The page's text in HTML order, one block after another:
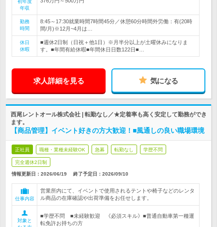
初年度
年収
勤務
時間
8:45～17:30就業時間7時間45分／休憩60分時間外労働：有(20時
間/月)※12月~4月は…
休日
休暇
■週休2日制（日祝＋他1日）※月半分以上が土曜休みになりま
す。■年間有給休暇■年間休日日数122日■…
求人詳細を見る 気になる
西尾レントオール株式会社 | 転勤なし／★定着率も高く安定して勤務ができ
ます。
【商品管理】イベント好きの方大歓迎！■風通しの良い職場環境
正社員 職種・業種未経験OK 急募 転勤なし 学歴不問
完全週休2日制
情報更新日：2026/06/19 終了予定日： 2026/09/10
仕事内容
営業所内にて、イベントで使用されるテントや椅子などのレンタ
ル商品の在庫確認や出荷準備をお任せします。
対象と
■学歴不問 ■未経験歓迎 《必須スキル》■普通自動車第一種運
転免許お持ちの方